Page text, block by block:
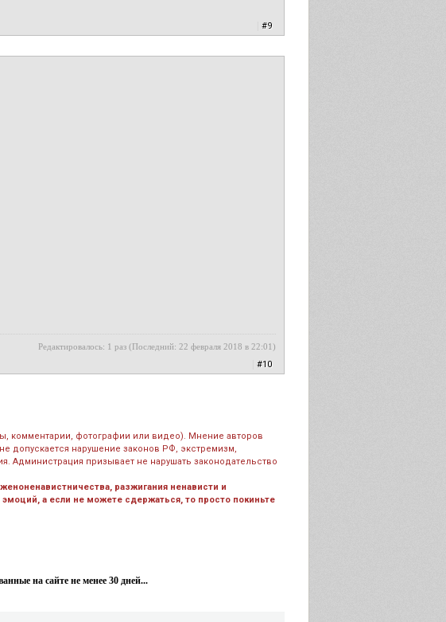
#9
Редактировалось: 1 раз (Последний: 22 февраля 2018 в 22:01)
#10
комментарии, фотографии или видео). Мнение авторов
допускается нарушение законов РФ, экстремизм,
Администрация призывает не нарушать законодательство
разжигания ненависти и
а если не можете сдержаться, то просто покиньте
на сайте не менее 30 дней...